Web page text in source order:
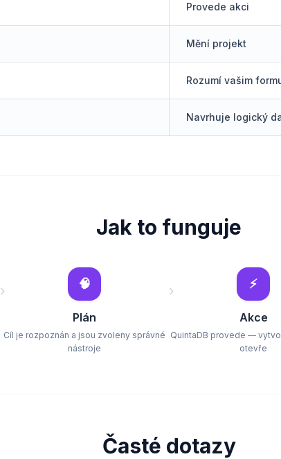
Provede akci
Mění projekt
Rozumí vašim
Navrhuje logický
Jak to funguje
› 🧠
Plán
Cíl je rozpoznán a jsou zvoleny správné
nástroje
› ⚡
Akce
QuintaDB provede —
otevře
Časté dotazy